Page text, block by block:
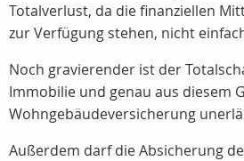
Totalverlust, da die finanziellen
zur Verfügung stehen, nicht
Noch gravierender ist der
Immobilie und genau aus diesem
Wohngebäudeversicherung
Außerdem darf die Absicherung